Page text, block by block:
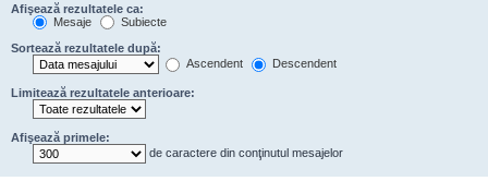
Afişează rezultatele ca:
Mesaje
Subiecte
Sortează rezultatele după:
Ascendent
Descendent
Limitează rezultatele anterioare:
Afişează primele:
de caractere din conţinutul mesajelor